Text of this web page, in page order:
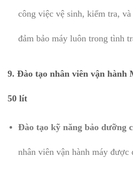
công việc vệ sinh, kiểm tra,
đảm bảo máy luôn trong tình
9. Đào tạo nhân viên vận hành
50 lít
Đào tạo kỹ năng bảo dưỡng
nhân viên vận hành máy được